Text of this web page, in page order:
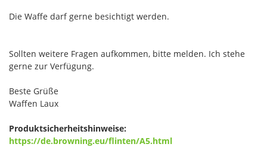
Die Waffe darf gerne besichtigt werden.
Sollten weitere Fragen aufkommen, bitte melden. Ich stehe
gerne zur Verfügung.
Beste Grüße
Waffen Laux
Produktsicherheitshinweise:
https://de.browning.eu/flinten/A5.html